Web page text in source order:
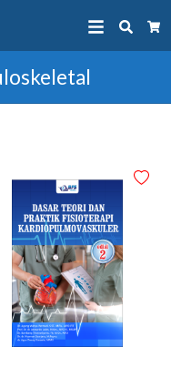
Search